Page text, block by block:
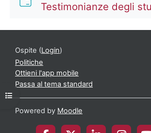
Apri indice del corso
Testimonianze degli
Ospite (Login)
Politiche
Ottieni l'app mobile
Passa al tema standard
Powered by Moodle